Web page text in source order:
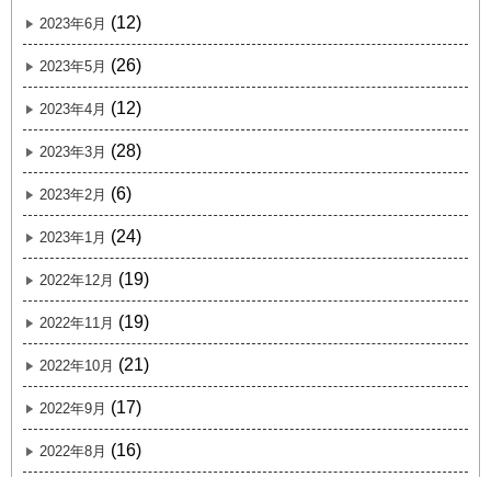
2023年6月 (12)
2023年5月 (26)
2023年4月 (12)
2023年3月 (28)
2023年2月 (6)
2023年1月 (24)
2022年12月 (19)
2022年11月 (19)
2022年10月 (21)
2022年9月 (17)
2022年8月 (16)